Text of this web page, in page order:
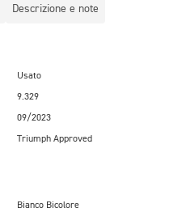
Descrizione e note
Usato
9.329
09/2023
Triumph Approved
Bianco Bicolore